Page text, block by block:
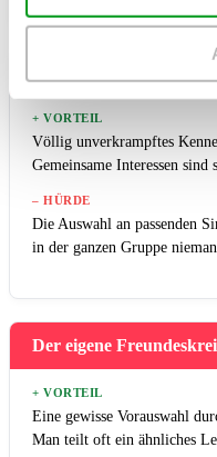
+ VORTEIL
Völlig unverkrampftes
Gemeinsame Interessen sind
– HÜRDE
Die Auswahl an passenden
in der ganzen Gruppe
Der eigene
+ VORTEIL
Eine gewisse Vorauswahl
Man teilt oft ein ähnliches